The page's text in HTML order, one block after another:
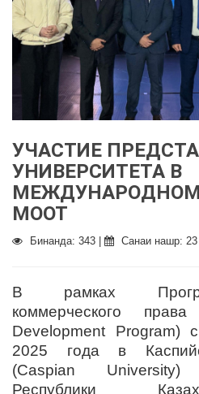
УЧАСТИЕ
УНИВЕРСИТЕТА В
МЕЖДУНАРОДНОМ
MOOT
Бинанда: 343 | Санаи нашр: 23
В рамках
коммерческого
Development Program)
2025 года в
(Caspian
Республики